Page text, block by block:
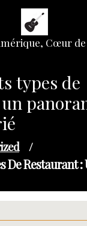
Cœur
types de
/
De Restaurant